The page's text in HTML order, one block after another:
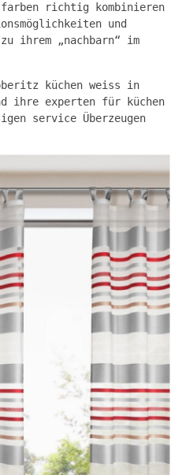
richtig kombinieren
und
ihrem „nachbarn“ im
küchen weiss in
ihre experten für küchen
service Überzeugen